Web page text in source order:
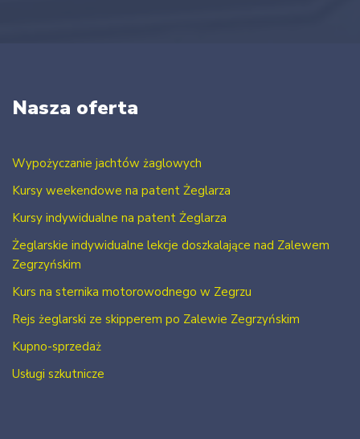
Nasza oferta
Wypożyczanie jachtów żaglowych
Kursy weekendowe na patent Żeglarza
Kursy indywidualne na patent Żeglarza
Żeglarskie indywidualne lekcje doszkalające nad Zalewem
Zegrzyńskim
Kurs na sternika motorowodnego w Zegrzu
Rejs żeglarski ze skipperem po Zalewie Zegrzyńskim
Kupno-sprzedaż
Usługi szkutnicze